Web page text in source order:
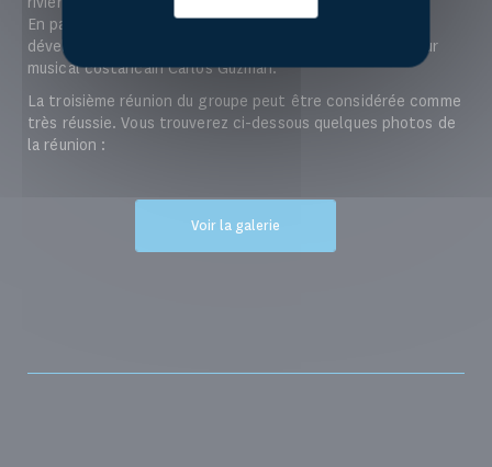
En parallèle, la
Symphonie sur l'eau et la paix
développée par une composition du musicien et directeur
musical costaricain Carlos Guzman.
La troisième réunion du groupe peut être considérée comme
très réussie. Vous trouverez ci-dessous quelques photos de
la réunion :
Voir la galerie